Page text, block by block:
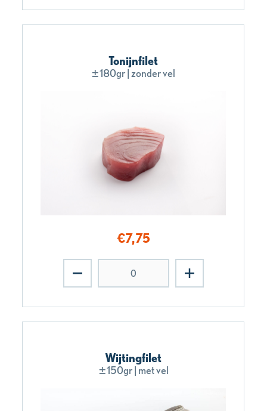
Tonijnfilet
±180gr | zonder vel
€7,75
Wijtingfilet
±150gr | met vel